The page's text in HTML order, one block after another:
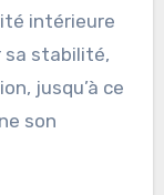
intérieure
sa stabilité,
jusqu’à ce
son